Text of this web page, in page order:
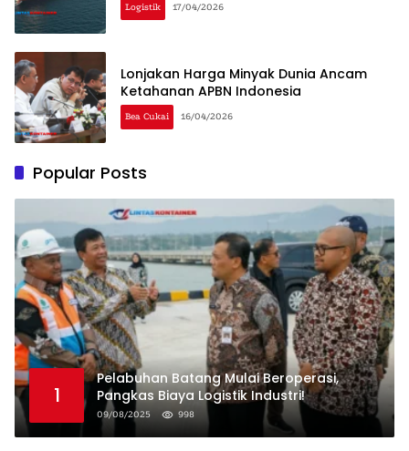
Logistik 17/04/2026
Lonjakan Harga Minyak Dunia Ancam
Ketahanan APBN Indonesia
Bea Cukai 16/04/2026
Popular Posts
1
Pelabuhan Batang Mulai Beroperasi,
Pangkas Biaya Logistik Industri!
09/08/2025 998